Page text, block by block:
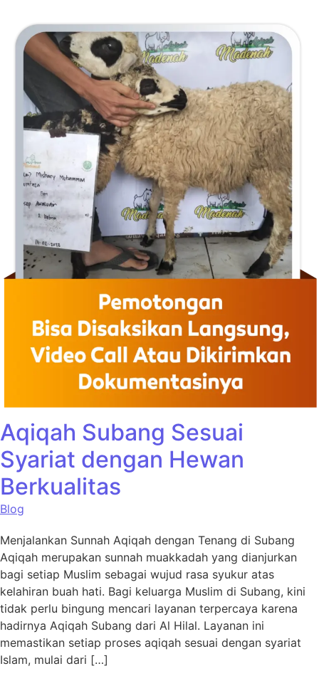
Aqiqah Subang Sesuai
Syariat dengan Hewan
Berkualitas
Blog
Menjalankan Sunnah Aqiqah dengan Tenang di Subang
Aqiqah merupakan sunnah muakkadah yang dianjurkan
bagi setiap Muslim sebagai wujud rasa syukur atas
kelahiran buah hati. Bagi keluarga Muslim di Subang, kini
tidak perlu bingung mencari layanan terpercaya karena
hadirnya Aqiqah Subang dari Al Hilal. Layanan ini
memastikan setiap proses aqiqah sesuai dengan syariat
Islam, mulai dari […]